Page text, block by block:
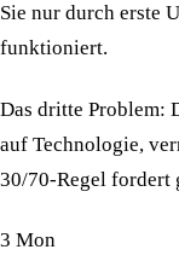
Sie nur durch erste
funktioniert.
Das dritte Problem:
auf Technologie,
30/70-Regel fordert
3 Mon